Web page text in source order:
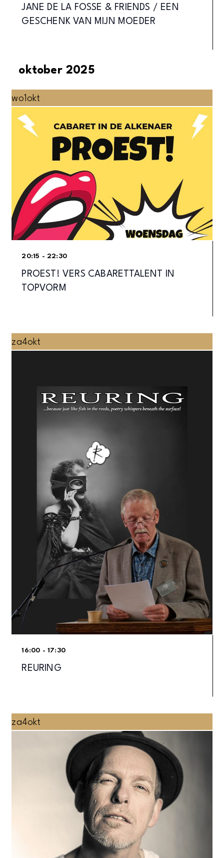
JANE DE LA FOSSE & FRIENDS / EEN
GESCHENK VAN MIJN MOEDER
oktober 2025
wo1okt
PROEST! VERS CABARETTALENT IN
TOPVORM
20:15 - 22:30
za4okt
REURING
16:00 - 17:30
za4okt